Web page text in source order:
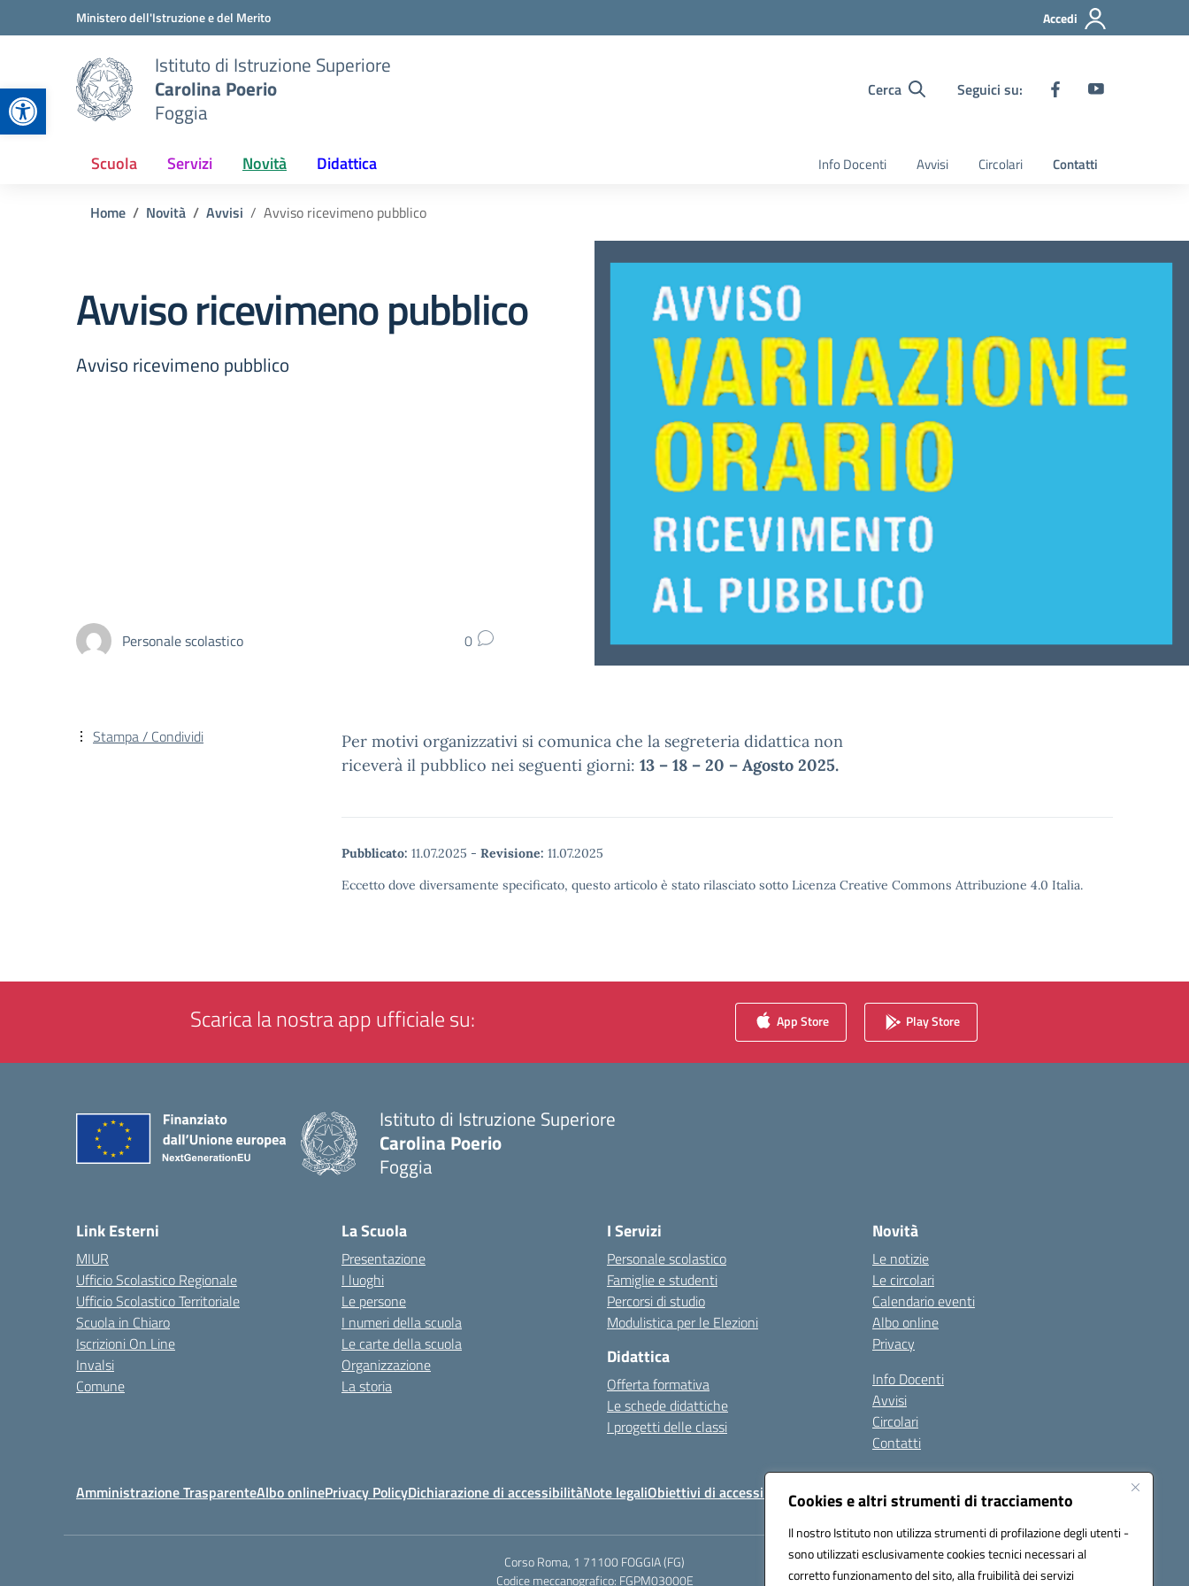
Apri la barra degli strumenti
Cookies e altri strumenti di tracciamento
Il nostro Istituto non utilizza strumenti di profilazione degli utenti -
sono utilizzati esclusivamente cookies tecnici necessari al
corretto funzionamento del sito, alla fruibilità dei servizi
Vai ai contenuti
Vai al menu di navigazioneMinistero dell'Istruzione e del Merito Accedi
Istituto di Istruzione Superiore
Carolina Poerio
Foggia
Cerca Seguici su:
Scuola Servizi Novità Didattica Info Docenti Avvisi Circolari Contatti
Home Novità Avvisi Avviso ricevimeno pubblico
Avviso ricevimeno pubblico
Avviso ricevimeno pubblico
Personale scolastico 0
Per motivi organizzativi si comunica che la segreteria didattica non
riceverà il pubblico nei seguenti giorni: 13 – 18 – 20 – Agosto 2025.
Pubblicato: 11.07.2025 - Revisione: 11.07.2025
Eccetto dove diversamente specificato, questo articolo è stato rilasciato sotto Licenza Creative Commons Attribuzione 4.0 Italia.
Stampa / Condividi
Scarica la nostra app ufficiale su: App Store Play Store
Istituto di Istruzione Superiore
Carolina Poerio
Foggia
Link Esterni
MIUR
Ufficio Scolastico Regionale
Ufficio Scolastico Territoriale
Scuola in Chiaro
Iscrizioni On Line
Invalsi
Comune
La Scuola
Presentazione
I luoghi
Le persone
I numeri della scuola
Le carte della scuola
Organizzazione
La storia
I Servizi
Personale scolastico
Famiglie e studenti
Percorsi di studio
Modulistica per le Elezioni
Didattica
Offerta formativa
Le schede didattiche
I progetti delle classi
Novità
Le notizie
Le circolari
Calendario eventi
Albo online
Privacy
Info Docenti
Avvisi
Circolari
Contatti
Amministrazione TrasparenteAlbo onlinePrivacy PolicyDichiarazione di accessibilitàNote legaliObiettivi di accessibilità Seguici su:
Corso Roma, 1 71100 FOGGIA (FG)
Codice meccanografico: FGPM03000E